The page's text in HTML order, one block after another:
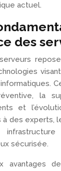
actuel.
des
serveurs
la
et
à des experts,
sécurisée.
avantages